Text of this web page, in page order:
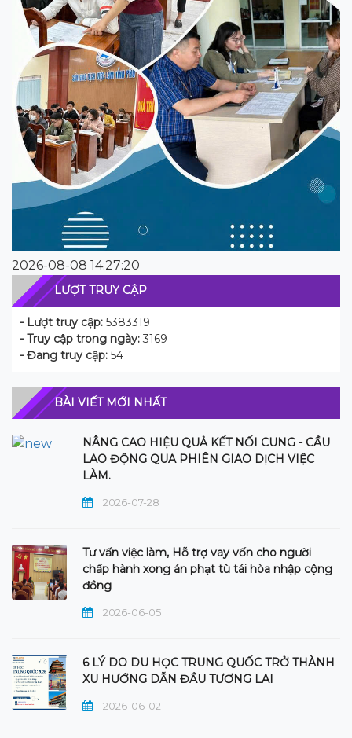
2026-08-08 14:27:20
LƯỢT TRUY CẬP
- Lượt truy cập: 5383319
- Truy cập trong ngày: 3169
- Đang truy cập: 54
BÀI VIẾT MỚI NHẤT
NÂNG CAO HIỆU QUẢ KẾT NỐI CUNG - CẦU
LAO ĐỘNG QUA PHIÊN GIAO DỊCH VIỆC
LÀM.
2026-07-28
Tư vấn việc làm, Hỗ trợ vay vốn cho người
chấp hành xong án phạt tù tái hòa nhập cộng
đồng
2026-06-05
6 LÝ DO DU HỌC TRUNG QUỐC TRỞ THÀNH
XU HƯỚNG DẪN ĐẦU TƯƠNG LAI
2026-06-02